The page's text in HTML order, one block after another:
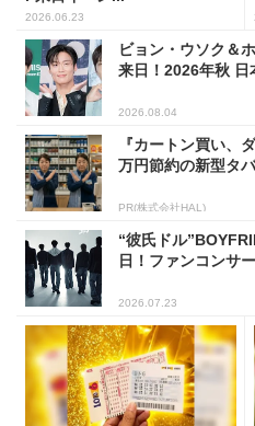
2026.06.23
ビョン・ウソク＆
来日！2026年秋 日
2026.08.04
『カートン買い、
万円節約の新型タ
PR(株式会社HAL)
“彼氏ドル
日！ファンコンサ
2026.07.23